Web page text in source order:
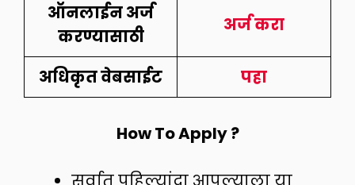
ऑनलाईन अर्ज
करण्यासाठी
अर्ज करा
अधिकृत वेबसाईट पहा
How To Apply ?